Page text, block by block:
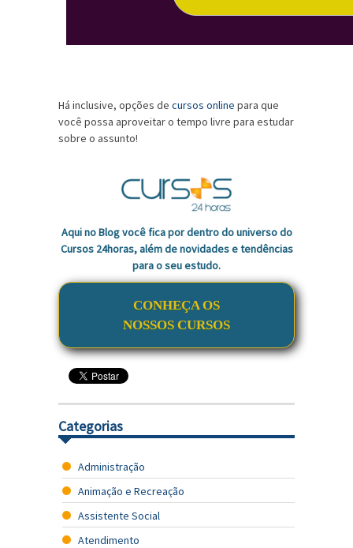
Há inclusive, opções de cursos online para que
você possa aproveitar o tempo livre para estudar
sobre o assunto!
Aqui no Blog você fica por dentro do universo do
Cursos 24horas, além de novidades e tendências
para o seu estudo.
CONHEÇA OS
NOSSOS CURSOS
Categorias
Administração
Animação e Recreação
Assistente Social
Atendimento